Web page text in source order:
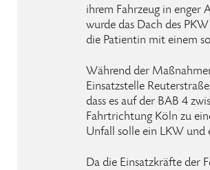
ihrem Fahrzeug in
wurde das Dach des
die Patientin mit einem
Während der
Einsatzstelle
dass es auf der BAB 4
Fahrtrichtung Köln zu
Unfall solle ein LKW und
Da die Einsatzkräfte der